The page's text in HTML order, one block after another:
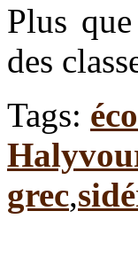
Plus
des
Tags:
grec,